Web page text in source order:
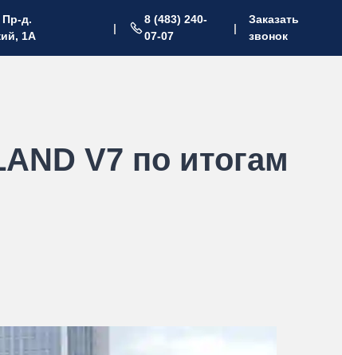
Пр-д.
1А
|
8 (483) 240-
07-07
|
Заказать
звонок
V7 по итогам